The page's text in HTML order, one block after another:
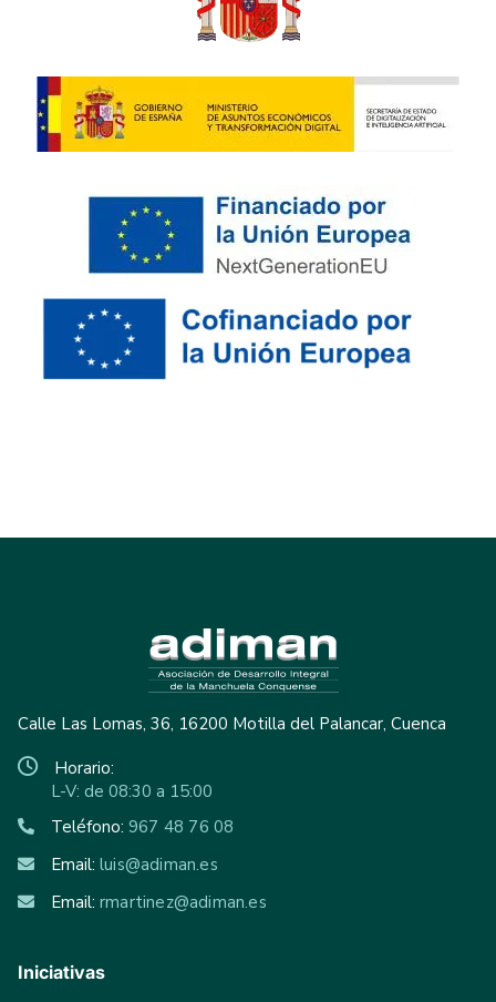
Calle Las Lomas, 36, 16200 Motilla del Palancar, Cuenca
Horario:
L-V: de 08:30 a 15:00
Teléfono: 967 48 76 08
Email: luis@adiman.es
Email: rmartinez@adiman.es
Iniciativas